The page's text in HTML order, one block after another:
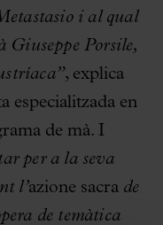
i al qual
Giuseppe Porsile,
, explica
especialitzada en
de mà. I
per a la seva
l’azione sacrade
de temàtica